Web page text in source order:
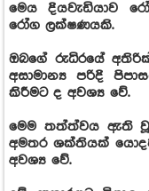
මෙය දියවැඩියාව
රෝග ලක්ෂණයකි.
ඔබගේ රුධිරයේ
අසාමාන්‍ය පරිදි
කිරීමට ද අවශ්‍ය වේ.
මෙම තත්ත්වය ඇති වූ
අමතර ශක්තියක්
අවශ්‍ය වේ.